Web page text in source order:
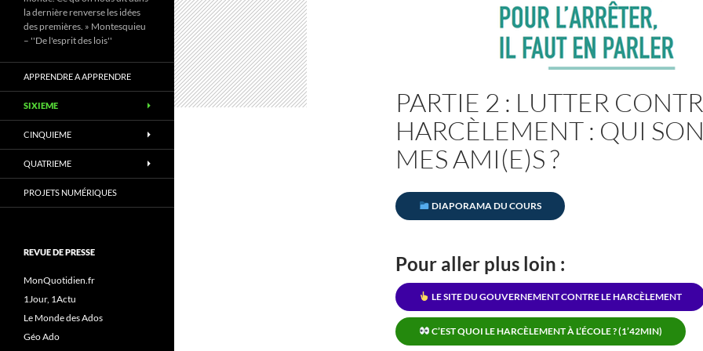
PARTIE 2 : LUTTER
HARCÈLEMENT : QUI
MES AMI(E)S ?
DIAPORAMA DU COURS
Pour aller plus loin :
LE SITE DU GOUVERNEMENT CONTRE LE HARCÈLEMENT
C’EST QUOI LE HARCÈLEMENT À L’ÉCOLE ? (1’42MIN)
la dernière renverse les idées
des premières. » Montesquieu
– ''De l'esprit des lois''
APPRENDRE A APPRENDRE
SIXIEME
CINQUIEME
QUATRIEME
PROJETS NUMÉRIQUES
REVUE DE PRESSE
MonQuotidien.fr
1Jour, 1Actu
Le Monde des Ados
Géo Ado